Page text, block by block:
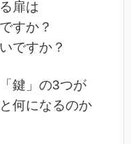
扉は
すか？
ですか？
鍵」の3つが
何になるのか